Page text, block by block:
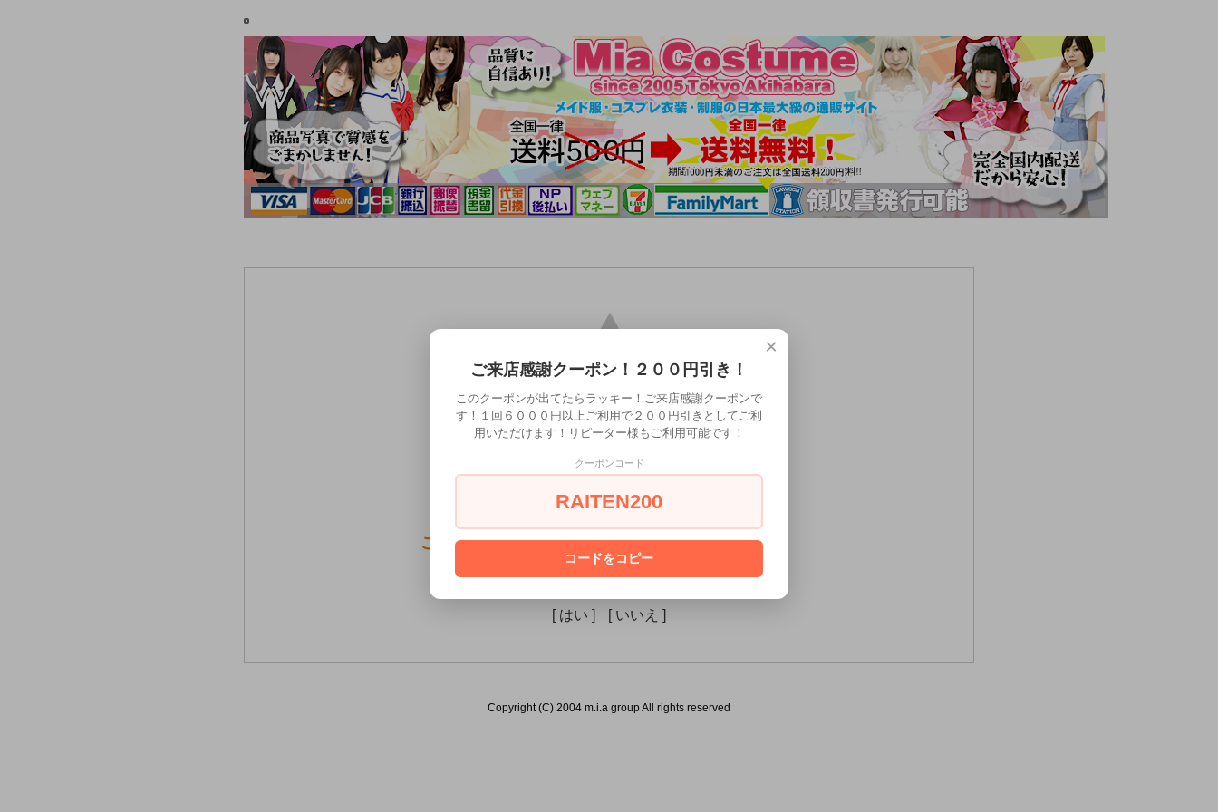
この商品（）は18歳未満の方には販売できません。
[ はい ]
[ いいえ ]
Copyright (C) 2004 m.i.a group All rights reserved
×
ご来店感謝クーポン！２００円引き！
このクーポンが出てたらラッキー！ご来店感謝クーポンで
す！１回６０００円以上ご利用で２００円引きとしてご利
用いただけます！リピーター様もご利用可能です！
クーポンコード
RAITEN200
コードをコピー